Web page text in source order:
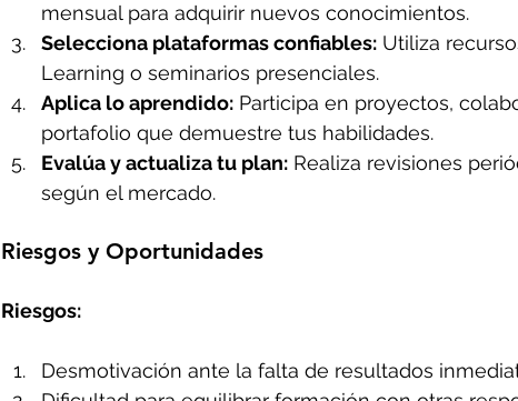
mensual para adquirir nuevos conocimientos.
Selecciona plataformas confiables: Utiliza
Learning o seminarios presenciales.
Aplica lo aprendido: Participa en proyectos,
portafolio que demuestre tus habilidades.
Evalúa y actualiza tu plan: Realiza revisiones
según el mercado.
Riesgos y Oportunidades
Riesgos:
Desmotivación ante la falta de resultados